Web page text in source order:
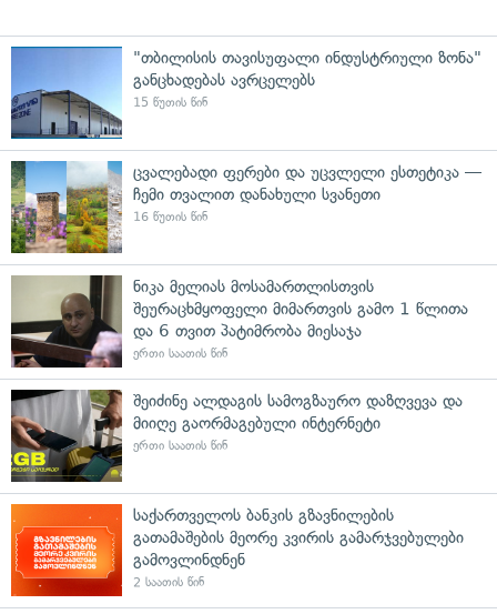
"თბილისის თავისუფალი ინდუსტრიული ზონა"
განცხადებას ავრცელებს
15 წუთის წინ
ცვალებადი ფერები და უცვლელი ესთეტიკა —
ჩემი თვალით დანახული სვანეთი
16 წუთის წინ
ნიკა მელიას მოსამართლისთვის
შეურაცხმყოფელი მიმართვის გამო 1 წლითა
და 6 თვით პატიმრობა მიესაჯა
ერთი საათის წინ
შეიძინე ალდაგის სამოგზაურო დაზღვევა და
მიიღე გაორმაგებული ინტერნეტი
ერთი საათის წინ
საქართველოს ბანკის გზავნილების
გათამაშების მეორე კვირის გამარჯვებულები
გამოვლინდნენ
2 საათის წინ